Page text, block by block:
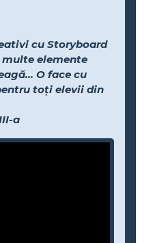
cu Storyboard
elemente
O face cu
toți elevii din
a